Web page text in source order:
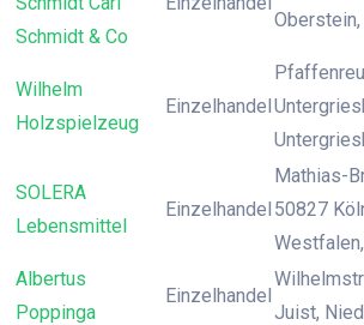
Schmidt & Co
Wilhelm
Holzspielzeug
Einzelhandel
SOLERA
Lebensmittel
Einzelhandel
Mathias-
50827
Albertus
Poppinga
Einzelhandel
Juist,